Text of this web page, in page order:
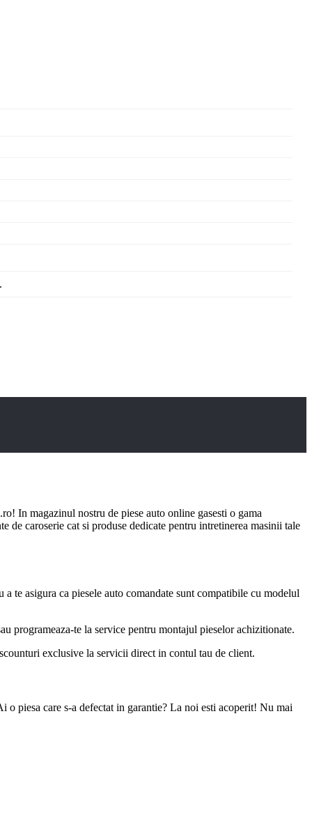
In magazinul nostru de piese auto online gasesti o gama
caroserie cat si produse dedicate pentru intretinerea masinii tale
te asigura ca piesele auto comandate sunt compatibile cu modelul
programeaza-te la service pentru montajul pieselor achizitionate.
exclusive la servicii direct in contul tau de client.
piesa care s-a defectat in garantie? La noi esti acoperit! Nu mai